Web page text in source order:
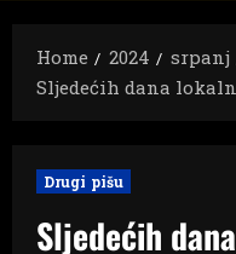
Home
2024 srpanj
Sljedećih dana
Drugi pišu
Sljedećih